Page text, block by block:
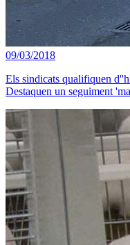
09/03/2018
Els sindicats qualifiquen
Destaquen un seguiment